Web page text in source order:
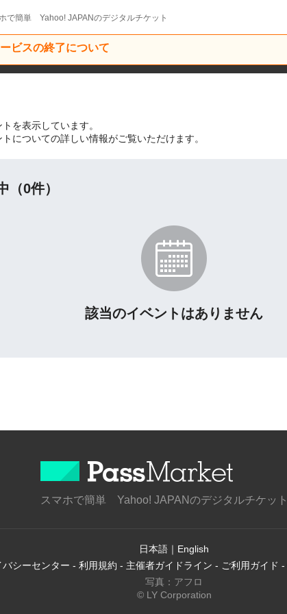
で簡単 Yahoo! JAPANのデジタルチケット
ビスの終了について
を表示しています。
についての詳しい情報がご覧いただけます。
（0件）
該当のイベントはありません
スマホで簡単 Yahoo! JAPANのデジタルチケット
日本語 ｜ English
バシーセンター - 利用規約 - 主催者ガイドライン - ご利用ガイド -
写真：アフロ
© LY Corporation